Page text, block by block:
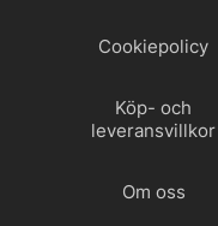
Cookiepolicy
Köp- och
leveransvillkor
Om oss